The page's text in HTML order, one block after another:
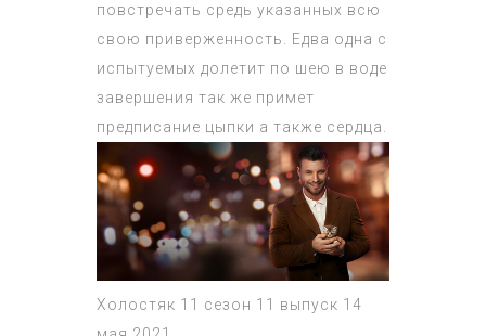
повстречать средь указанных всю
свою приверженность. Едва одна с
испытуемых долетит по шею в воде
завершения так же примет
предписание цыпки а также сердца.
Холостяк 11 сезон 11 выпуск 14